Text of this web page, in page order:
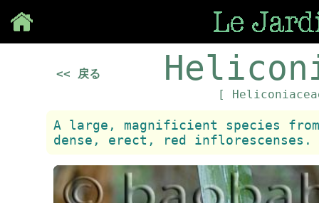
<< 戻る
[
A large, magnificient species
dense, erect, red inflorescenses.